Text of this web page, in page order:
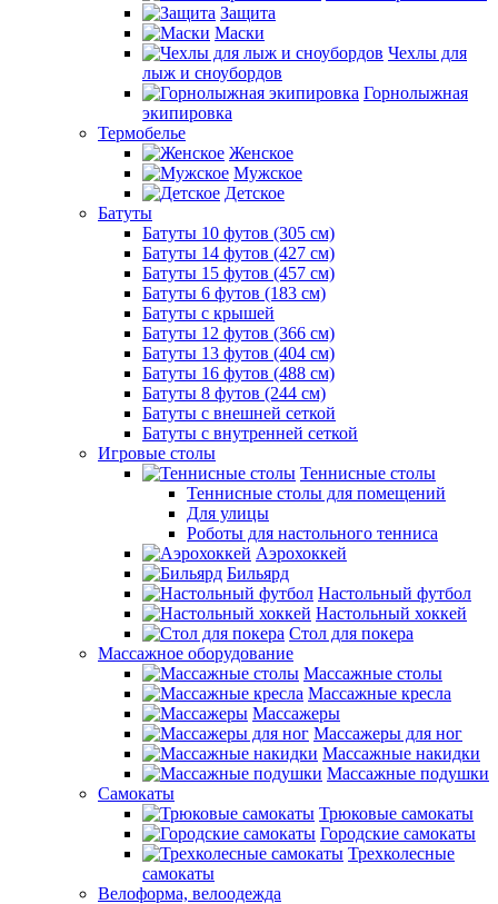
Защита
Маски
Чехлы для
лыж и сноубордов
Горнолыжная
экипировка
Термобелье
Женское
Мужское
Детское
Батуты
Батуты 10 футов (305 см)
Батуты 14 футов (427 см)
Батуты 15 футов (457 см)
Батуты 6 футов (183 см)
Батуты с крышей
Батуты 12 футов (366 см)
Батуты 13 футов (404 см)
Батуты 16 футов (488 см)
Батуты 8 футов (244 см)
Батуты с внешней сеткой
Батуты с внутренней сеткой
Игровые столы
Теннисные столы
Теннисные столы для помещений
Для улицы
Роботы для настольного тенниса
Аэрохоккей
Бильярд
Настольный футбол
Настольный хоккей
Стол для покера
Массажное оборудование
Массажные столы
Массажные кресла
Массажеры
Массажеры для ног
Массажные накидки
Массажные подушки
Самокаты
Трюковые самокаты
Городские самокаты
Трехколесные
самокаты
Велоформа, велоодежда